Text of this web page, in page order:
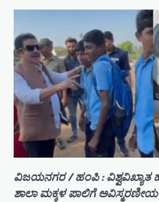
ವಿಜಯನಗರ / ಹಂಪಿ : ವಿಶ್ವವಿಖ್ಯಾತ
ಶಾಲಾ ಮಕ್ಕಳ ಪಾಲಿಗೆ ಅವಿಸ್ಮರಣೀಯ